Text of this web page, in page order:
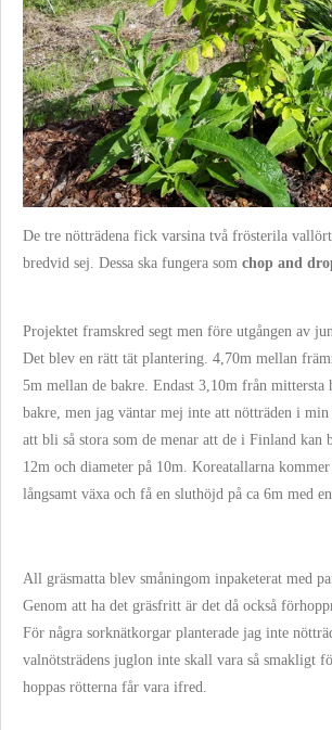
De tre nötträdena fick varsina två frösterila
bredvid sej. Dessa ska fungera som chop and
Projektet framskred segt men före utgången av
Det blev en rätt tät plantering. 4,70m mellan
5m mellan de bakre. Endast 3,10m från
bakre, men jag väntar mej inte att nötträden i
att bli så stora som de menar att de i Finland kan
12m och diameter på 10m. Koreatallarna
långsamt växa och få en sluthöjd på ca 6m med
All gräsmatta blev småningom inpaketerat med
Genom att ha det gräsfritt är det då också
För några sorknätkorgar planterade jag inte
valnötsträdens juglon inte skall vara så smakligt
hoppas rötterna får vara ifred.